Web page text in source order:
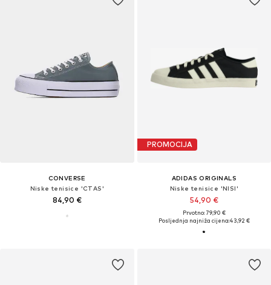
CONVERSE
Niske tenisice 'CTAS'
84,90 €
PROMOCIJA
ADIDAS ORIGINALS
Niske tenisice 'NISI'
54,90 €
Prvotno: 79,90 €
Posljednja najniža cijena:43,92 €